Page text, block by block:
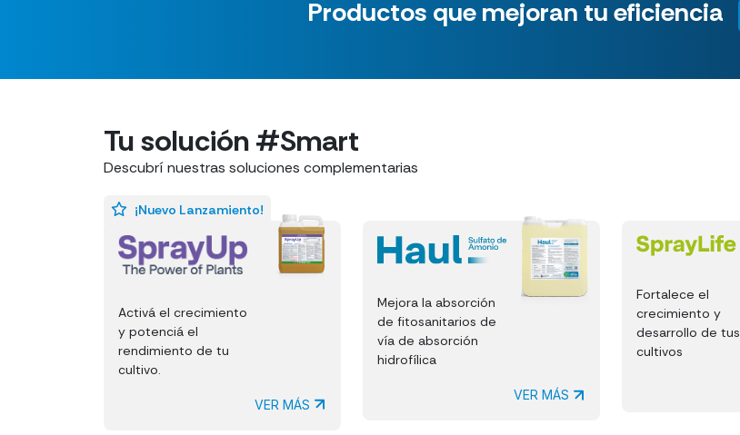
Productos que mejoran tu eficiencia
Tu solución #Smart
Descubrí nuestras soluciones complementarias
¡Nuevo Lanzamiento!
Activá el crecimiento
y potenciá el
rendimiento de tu
cultivo.
VER MÁS
Mejora la absorción
de fitosanitarios de
vía de absorción
hidrofílica
VER MÁS
Fortalece el
crecimiento y
desarrollo de tus
cultivos